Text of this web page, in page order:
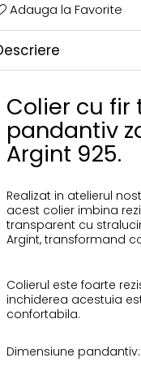
Adauga la Favorite
Colier cu fir
pandantiv
Argint 925.
Realizat in atelierul
acest colier imbina
transparent cu
Argint, transformand
Colierul este foarte
inchiderea acestuia
confortabila.
Dimensiune pandantiv: